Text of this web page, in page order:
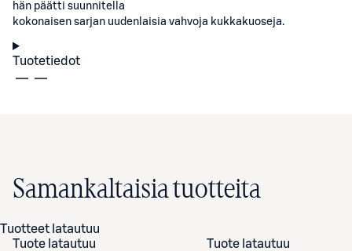
hän päätti suunnitella
kokonaisen sarjan uudenlaisia vahvoja kukkakuoseja.
Tuotetiedot
Samankaltaisia tuotteita
Tuotteet latautuu
Tuote latautuu
Tuote latautuu